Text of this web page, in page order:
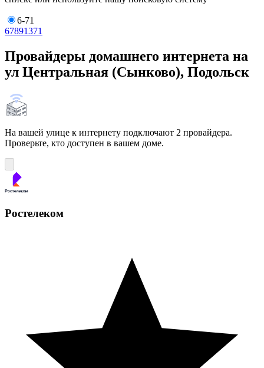
6-71
67891371
Провайдеры домашнего интернета на
ул Центральная (Сынково), Подольск
На вашей улице к интернету подключают 2 провайдера.
Проверьте, кто доступен в вашем доме.
Ростелеком